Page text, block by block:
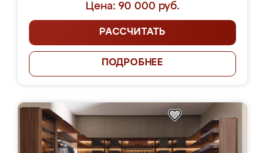
Цена: 90 000 руб.
РАССЧИТАТЬ
ПОДРОБНЕЕ